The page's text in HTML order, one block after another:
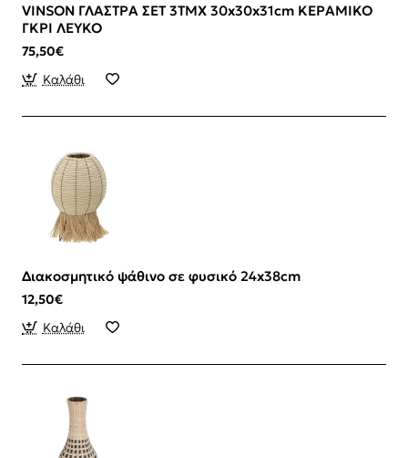
VINSON ΓΛΑΣΤΡΑ ΣΕΤ 3ΤΜΧ 30x30x31cm ΚΕΡΑΜΙΚΟ
ΓΚΡΙ ΛΕΥΚΟ
75,50€
Καλάθι
Διακοσμητικό ψάθινο σε φυσικό 24x38cm
12,50€
Καλάθι